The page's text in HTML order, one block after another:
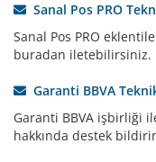
Sanal Pos PRO
Sanal Pos PRO
buradan iletebilirsiniz.
Garanti BBVA
Garanti BBVA işbirliği
hakkında destek